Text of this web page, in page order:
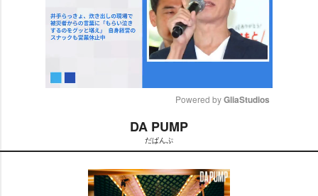
t
e
Powered by GliaStudios
DA PUMP
だぱんぷ